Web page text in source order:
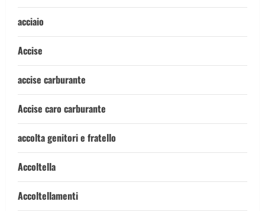
acciaio
Accise
accise carburante
Accise caro carburante
accolta genitori e fratello
Accoltella
Accoltellamenti